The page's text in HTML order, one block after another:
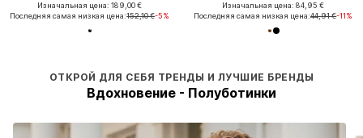
Изначальная цена: 189,00 €
Последняя самая низкая цена:152,10 €-5%
Изначальная цена: 84,95 €
Последняя самая низкая цена:44,91 €-11%
ОТКРОЙ ДЛЯ СЕБЯ ТРЕНДЫ И ЛУЧШИЕ БРЕНДЫ
Вдохновение - Полуботинки